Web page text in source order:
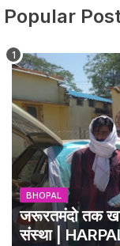
Popular
BHOPAL
जरूरतमंदो तक
संस्था |